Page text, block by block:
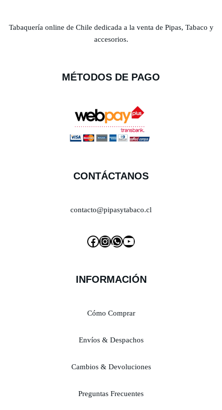
Tabaquería online de Chile dedicada a la venta de Pipas, Tabaco y
accesorios.
MÉTODOS DE PAGO
CONTÁCTANOS
contacto@pipasytabaco.cl
INFORMACIÓN
Cómo Comprar
Envíos & Despachos
Cambios & Devoluciones
Preguntas Frecuentes